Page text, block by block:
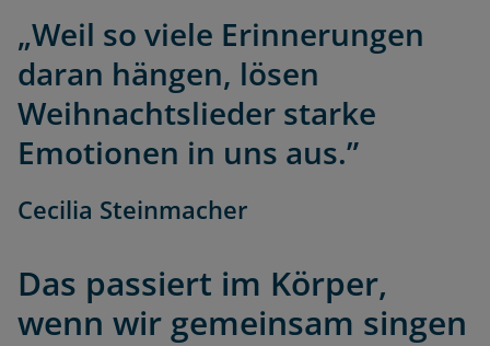
„Weil so viele Erinnerungen
daran hängen, lösen
Weihnachtslieder starke
Emotionen in uns aus.”
Cecilia Steinmacher
Das passiert im Körper,
wenn wir gemeinsam singen